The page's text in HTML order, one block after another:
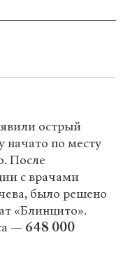
острый
начато по месту
После
с врачами
было решено
«Блинцито».
— 648 000